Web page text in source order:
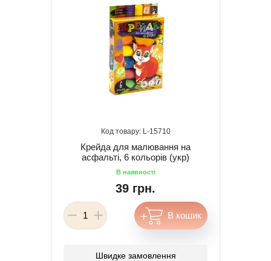
15710
Крейда для малювання на
асфальті, 6 кольорів (укр)
39 грн.
Швидке замовлення